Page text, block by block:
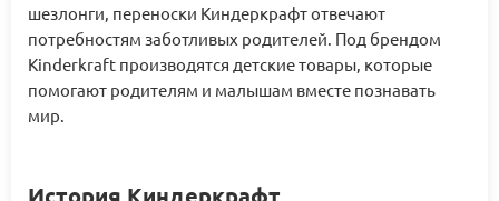
шезлонги, переноски Киндеркрафт отвечают
потребностям заботливых родителей. Под брендом
Kinderkraft производятся детские товары, которые
помогают родителям и малышам вместе познавать
мир.
История Киндеркрафт